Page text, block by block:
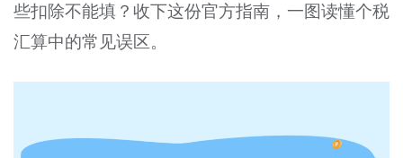
些扣除不能填？收下这份官方指南，一图读懂个税
汇算中的常见误区。